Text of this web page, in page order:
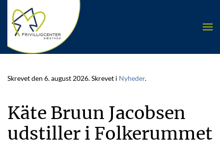
Skip to main content
Skrevet den 6. august 2026. Skrevet i Nyheder.
Käte Bruun Jacobsen
udstiller i Folkerummet